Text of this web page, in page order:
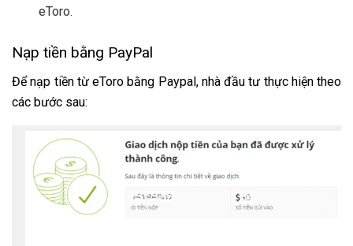
eToro.
Nạp tiền bằng PayPal
Để nạp tiền từ eToro bằng Paypal, nhà đầu tư thực hiện theo
các bước sau: